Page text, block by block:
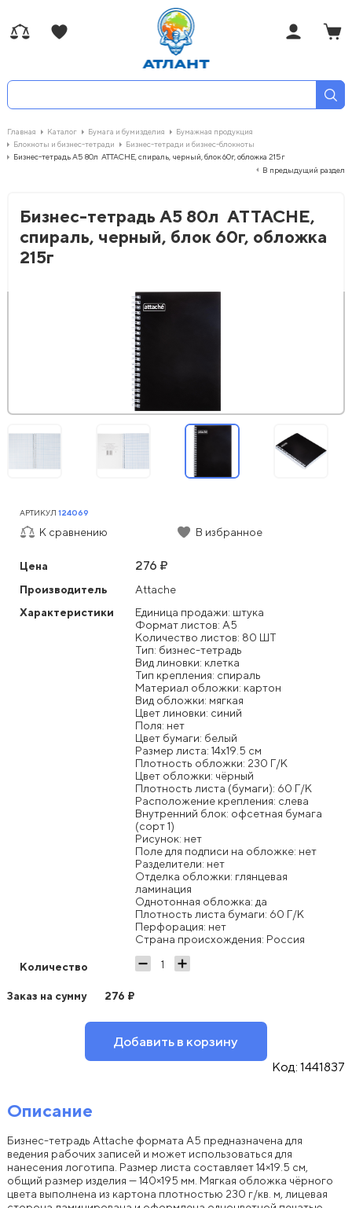
Главная Каталог Бумага и бумизделия
Бумажная продукция
Блокноты и бизнес-тетради
Бизнес-тетради и бизнес-блокноты
Бизнес-тетрадь А5 80л ATTACHE, спираль, черный, блок 60г, обложка 215г
В предыдущий раздел
Бизнес-тетрадь А5 80л ATTACHE,
спираль, черный, блок 60г, обложка
215г
Цена 276 ₽
Производитель
Attache
Характеристики
Единица продажи: штука
Формат листов: А5
Количество листов: 80 ШТ
Тип: бизнес-тетрадь
Вид линовки: клетка
Тип крепления: спираль
Материал обложки: картон
Вид обложки: мягкая
Цвет линовки: синий
Поля: нет
Цвет бумаги: белый
Размер листа: 14x19.5 см
Плотность обложки: 230 Г/К
Цвет обложки: чёрный
Плотность листа (бумаги): 60 Г/К
Расположение крепления: слева
Внутренний блок: офсетная бумага
(сорт 1)
Рисунок: нет
Поле для подписи на обложке: нет
Разделители: нет
Отделка обложки: глянцевая
ламинация
Однотонная обложка: да
Плотность листа бумаги: 60 Г/К
Перфорация: нет
Страна происхождения: Россия
Количество
АРТИКУЛ 124069
К сравнению В избранное
Заказ на сумму 276 ₽
Добавить в корзину
Код: 1441837
Описание
Бизнес-тетрадь Attache формата A5 предназначена для
ведения рабочих записей и может использоваться для
нанесения логотипа. Размер листа составляет 14×19.5 см,
общий размер изделия — 140×195 мм. Мягкая обложка чёрного
цвета выполнена из картона плотностью 230 г/кв. м, лицевая